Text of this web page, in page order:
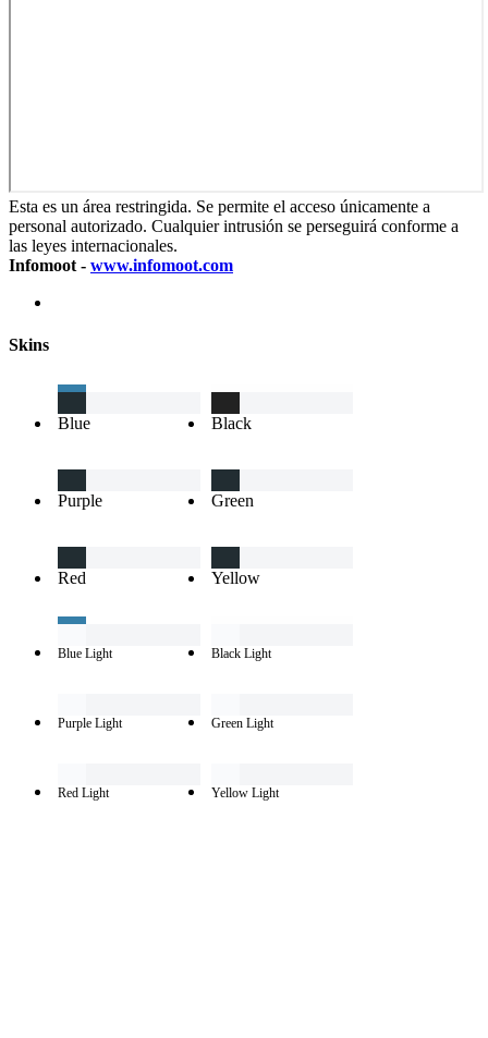
Esta es un área restringida. Se permite el acceso únicamente a
personal autorizado. Cualquier intrusión se perseguirá conforme a
las leyes internacionales.
Infomoot - www.infomoot.com
Skins
Blue Black
Purple Green
Red Yellow
Blue Light Black Light
Purple Light Green Light
Red Light Yellow Light